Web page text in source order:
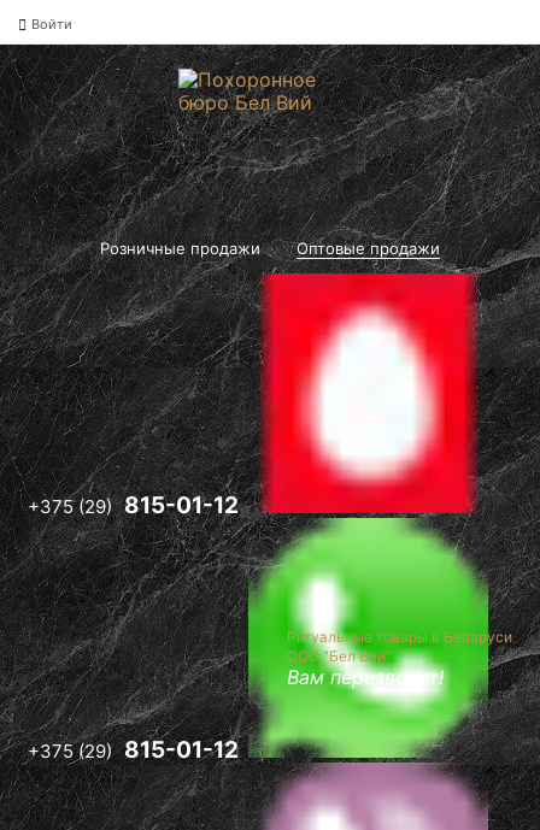
Войти
Розничные продажи Оптовые продажи
+375 (29) 815-01-12
+375 (29) 815-01-12
Ритуальные товары в Беларуси
ООО "Бел Вий"
Вам перезвонят!
Оптовые цены
на памятники и
ритуальные
товары"
Вам
перезвонят!